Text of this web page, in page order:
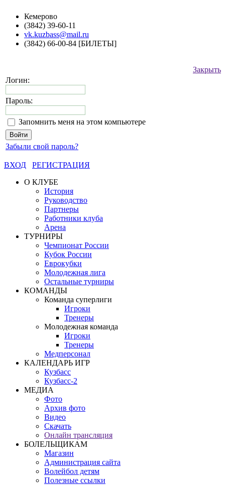
Кемерово
(3842) 39-60-11
vk.kuzbass@mail.ru
(3842) 66-00-84 [БИЛЕТЫ]
Закрыть
Логин:
Пароль:
Запомнить меня на этом компьютере
Забыли свой пароль?
ВХОД
РЕГИСТРАЦИЯ
О КЛУБЕ
История
Руководство
Партнеры
Работники клуба
Арена
ТУРНИРЫ
Чемпионат России
Кубок России
Еврокубки
Молодежная лига
Остальные турниры
КОМАНДЫ
Команда суперлиги
Игроки
Тренеры
Молодежная команда
Игроки
Тренеры
Медперсонал
КАЛЕНДАРЬ ИГР
Кузбасс
Кузбасс-2
МЕДИА
Фото
Архив фото
Видео
Скачать
Онлайн трансляция
БОЛЕЛЬЩИКАМ
Магазин
Администрация сайта
Волейбол детям
Полезные ссылки